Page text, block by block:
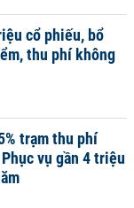
cổ phiếu, bổ
thu phí không
trạm thu phí
vụ gần 4 triệu